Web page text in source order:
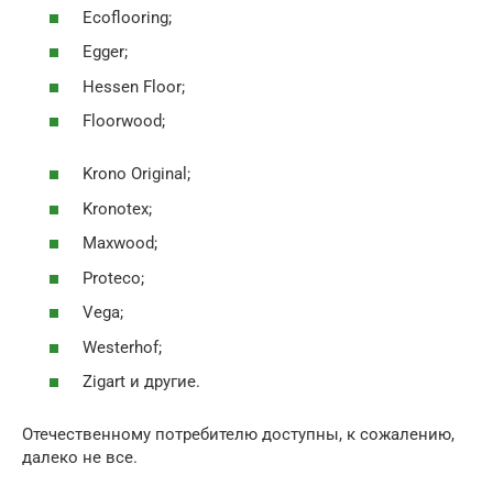
Ecoflooring;
Egger;
Hessen Floor;
Floorwood;
Krono Original;
Kronotex;
Maxwood;
Proteco;
Vega;
Westerhof;
Zigart и другие.
Отечественному потребителю доступны, к сожалению,
далеко не все.